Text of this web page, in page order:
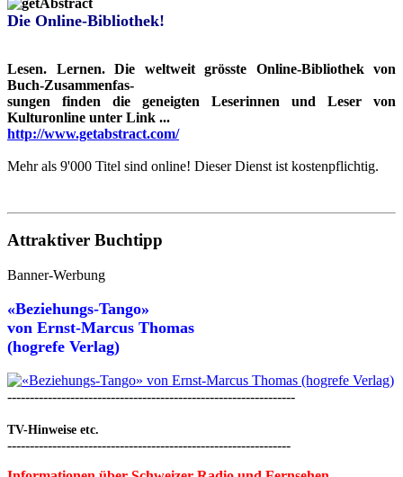
Die Online-Bibliothek!
Lesen. Lernen. Die weltweit grösste Online-Bibliothek von
Buch-Zusammenfas-
sungen finden die geneigten Leserinnen und Leser von
Kulturonline unter Link ...
http://www.getabstract.com/
Mehr als 9'000 Titel sind online! Dieser Dienst ist kostenpflichtig.
Attraktiver Buchtipp
Banner-Werbung
«Beziehungs-Tango»
von Ernst-Marcus Thomas
(hogrefe Verlag)
----------------------------------------------------------------
TV-Hinweise etc.
---------------------------------------------------------------